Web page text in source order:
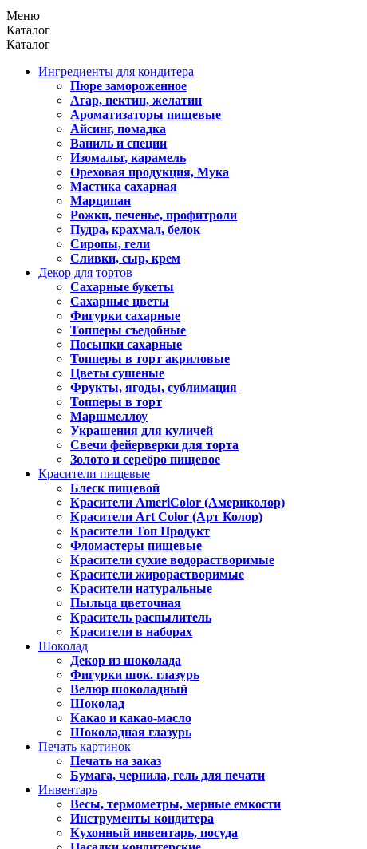
Меню
Каталог
Каталог
Ингредиенты для кондитера
Пюре замороженное
Агар, пектин, желатин
Ароматизаторы пищевые
Айсинг, помадка
Ваниль и специи
Изомальт, карамель
Ореховая продукция, Мука
Мастика сахарная
Марципан
Рожки, печенье, профитроли
Пудра, крахмал, белок
Сиропы, гели
Сливки, сыр, крем
Декор для тортов
Сахарные букеты
Сахарные цветы
Фигурки сахарные
Топперы съедобные
Посыпки сахарные
Топперы в торт акриловые
Цветы сушеные
Фрукты, ягоды, сублимация
Топперы в торт
Маршмеллоу
Украшения для куличей
Свечи фейерверки для торта
Золото и серебро пищевое
Красители пищевые
Блеск пищевой
Красители AmeriColor (Америколор)
Красители Art Color (Арт Колор)
Красители Топ Продукт
Фломастеры пищевые
Красители сухие водорастворимые
Красители жирорастворимые
Красители натуральные
Пыльца цветочная
Краситель распылитель
Красители в наборах
Шоколад
Декор из шоколада
Фигурки шок. глазурь
Велюр шоколадный
Шоколад
Какао и какао-масло
Шоколадная глазурь
Печать картинок
Печать на заказ
Бумага, чернила, гель для печати
Инвентарь
Весы, термометры, мерные емкости
Инструменты кондитера
Кухонный инвентарь, посуда